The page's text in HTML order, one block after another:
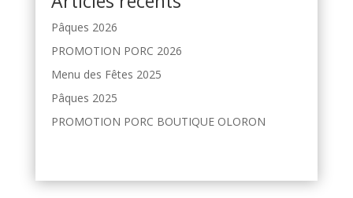
Pâques 2026
PROMOTION PORC 2026
Menu des Fêtes 2025
Pâques 2025
PROMOTION PORC BOUTIQUE OLORON